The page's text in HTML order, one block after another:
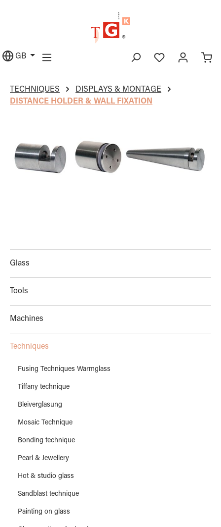
GB
TECHNIQUES
DISPLAYS & MONTAGE
DISTANCE HOLDER & WALL FIXATION
Glass
Tools
Machines
Techniques
Fusing Techniques Warmglass
Tiffany technique
Bleiverglasung
Mosaic Technique
Bonding technique
Pearl & Jewellery
Hot & studio glass
Sandblast technique
Painting on glass